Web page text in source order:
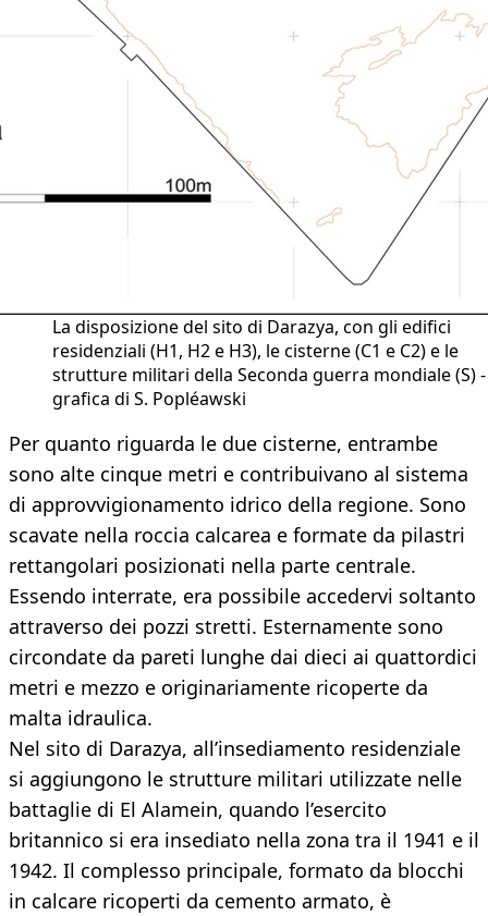
La disposizione del sito di Darazya, con gli edifici
residenziali (H1, H2 e H3), le cisterne (C1 e C2) e le
strutture militari della Seconda guerra mondiale (S) -
grafica di S. Popléawski
Per quanto riguarda le due cisterne, entrambe
sono alte cinque metri e contribuivano al sistema
di approvvigionamento idrico della regione. Sono
scavate nella roccia calcarea e formate da pilastri
rettangolari posizionati nella parte centrale.
Essendo interrate, era possibile accedervi soltanto
attraverso dei pozzi stretti. Esternamente sono
circondate da pareti lunghe dai dieci ai quattordici
metri e mezzo e originariamente ricoperte da
malta idraulica.
Nel sito di Darazya, all’insediamento residenziale
si aggiungono le strutture militari utilizzate nelle
battaglie di El Alamein, quando l’esercito
britannico si era insediato nella zona tra il 1941 e il
1942. Il complesso principale, formato da blocchi
in calcare ricoperti da cemento armato, è